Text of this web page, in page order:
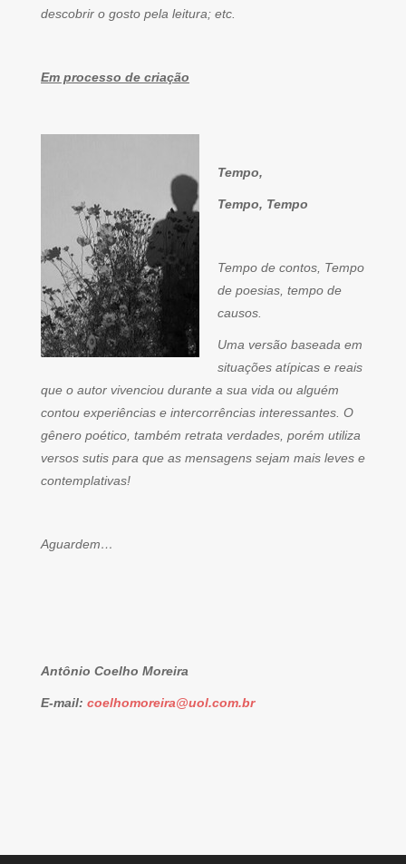
descobrir o gosto pela leitura; etc.
Em processo de criação
Tempo,
Tempo, Tempo
Tempo de contos, Tempo
de poesias, tempo de
causos.
Uma versão baseada em
situações atípicas e reais
que o autor vivenciou durante a sua vida ou alguém
contou experiências e intercorrências interessantes. O
gênero poético, também retrata verdades, porém utiliza
versos sutis para que as mensagens sejam mais leves e
contemplativas!
Aguardem…
Antônio Coelho Moreira
E-mail: coelhomoreira@uol.com.br